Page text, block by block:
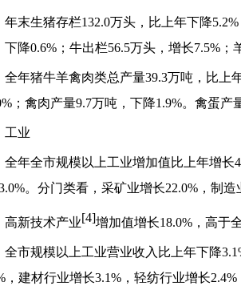
年末生猪存栏132.0万头，比上年下降
下降0.6%；牛出栏56.5万头，增长7.5%
全年猪牛羊禽肉类总产量39.3万吨，比上
；禽肉产量9.7万吨，下降1.9%。禽蛋
工业
全年全市规模以上工业增加值比上年增长
。分门类看，采矿业增长22.0%，制
高新技术产业[4]增加值增长18.0%，高于
全市规模以上工业营业收入比上年下降
，建材行业增长3.1%，轻纺行业增长